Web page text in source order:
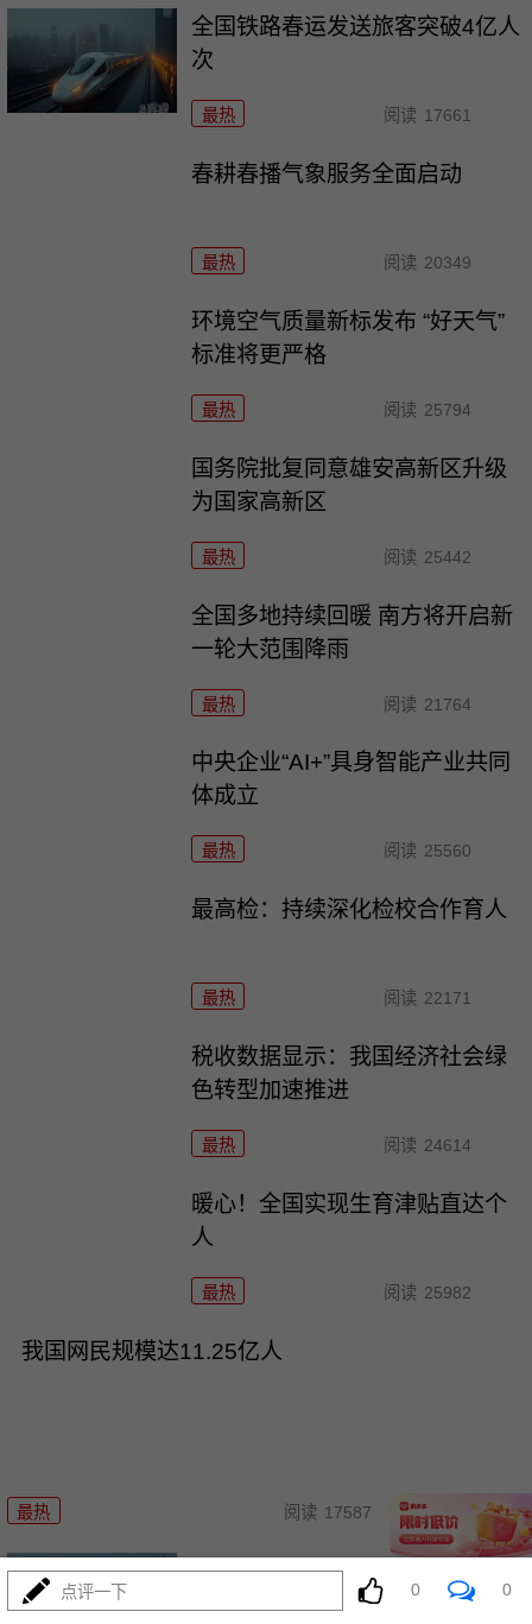
全国铁路春运发送旅客突破4亿人
次
最热 阅读 17661
春耕春播气象服务全面启动
最热 阅读 20349
环境空气质量新标发布 “好天气”
标准将更严格
最热 阅读 25794
国务院批复同意雄安高新区升级
为国家高新区
最热 阅读 25442
全国多地持续回暖 南方将开启新
一轮大范围降雨
最热 阅读 21764
中央企业“AI+”具身智能产业共同
体成立
最热 阅读 25560
最高检：持续深化检校合作育人
最热 阅读 22171
税收数据显示：我国经济社会绿
色转型加速推进
最热 阅读 24614
暖心！全国实现生育津贴直达个
人
最热 阅读 25982
我国网民规模达11.25亿人
最热 阅读 17587 02-05
春运首日探访多地铁路调度中心
点评一下 0 0